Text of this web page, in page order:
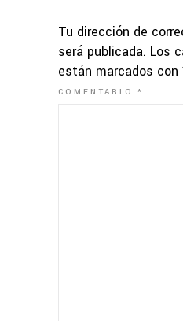
Tu dirección de
será publicada. Los
están marcados con
COMENTARIO*